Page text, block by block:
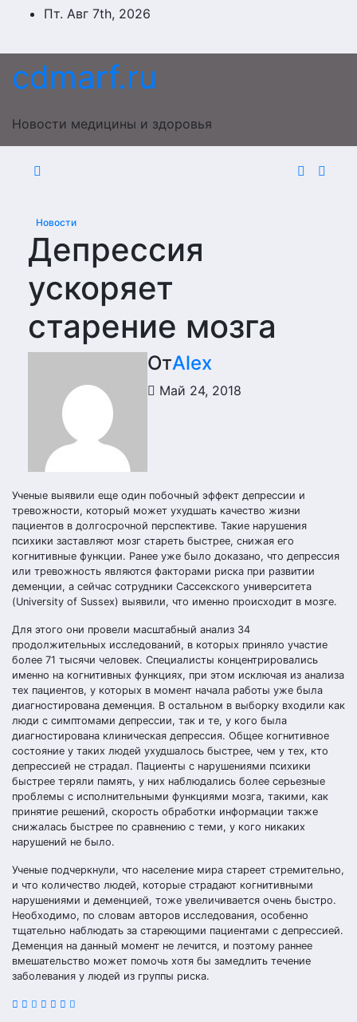
ПерейтиПт. Авг 7th, 2026
cdmarf.ru
Новости медицины и здоровья
Новости
Депрессия
ускоряет
старение мозга
ОтAlex
Май 24, 2018
Ученые выявили еще один побочный эффект депрессии и
тревожности, который может ухудшать качество жизни
пациентов в долгосрочной перспективе. Такие нарушения
психики заставляют мозг стареть быстрее, снижая его
когнитивные функции. Ранее уже было доказано, что депрессия
или тревожность являются факторами риска при развитии
деменции, а сейчас сотрудники Сассекского университета
(University of Sussex) выявили, что именно происходит в мозге.
Для этого они провели масштабный анализ 34
продолжительных исследований, в которых приняло участие
более 71 тысячи человек. Специалисты концентрировались
именно на когнитивных функциях, при этом исключая из анализа
тех пациентов, у которых в момент начала работы уже была
диагностирована деменция. В остальном в выборку входили как
люди с симптомами депрессии, так и те, у кого была
диагностирована клиническая депрессия. Общее когнитивное
состояние у таких людей ухудшалось быстрее, чем у тех, кто
депрессией не страдал. Пациенты с нарушениями психики
быстрее теряли память, у них наблюдались более серьезные
проблемы с исполнительными функциями мозга, такими, как
принятие решений, скорость обработки информации также
снижалась быстрее по сравнению с теми, у кого никаких
нарушений не было.
Ученые подчеркнули, что население мира стареет стремительно,
и что количество людей, которые страдают когнитивными
нарушениями и деменцией, тоже увеличивается очень быстро.
Необходимо, по словам авторов исследования, особенно
тщательно наблюдать за стареющими пациентами с депрессией.
Деменция на данный момент не лечится, и поэтому раннее
вмешательство может помочь хотя бы замедлить течение
заболевания у людей из группы риска.